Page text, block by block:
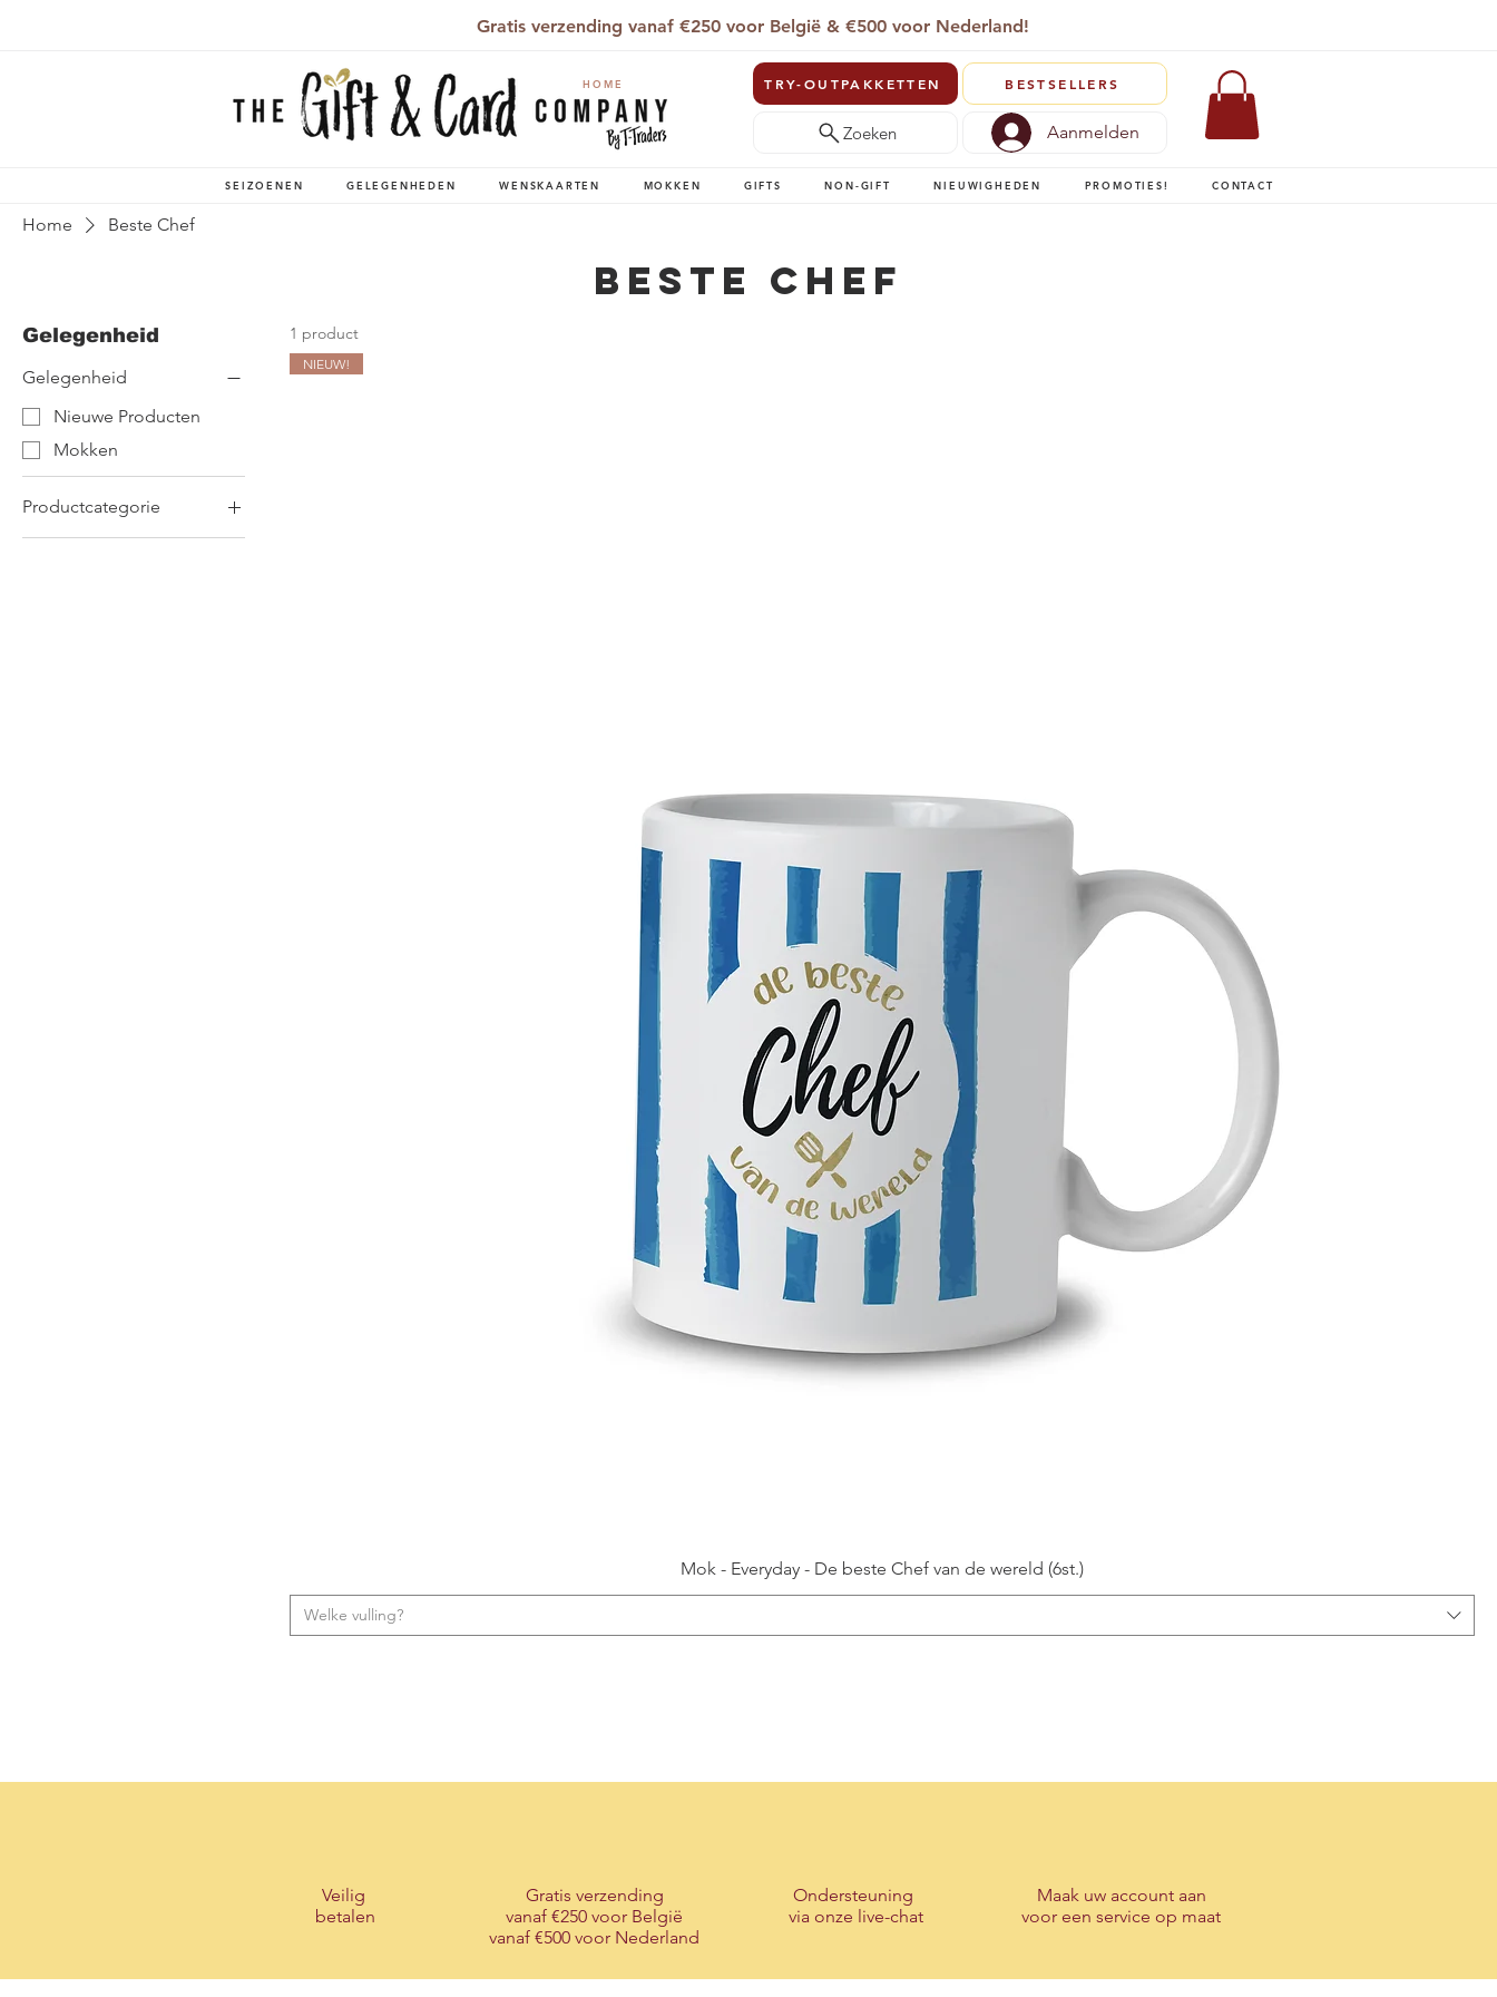
Gratis verzending vanaf €250 voor België & €500 voor Nederland!
HOME TRY-OUTPAKKETTEN BESTSELLERS
Zoeken Aanmelden
SEIZOENEN GELEGENHEDEN WENSKAARTEN MOKKEN GIFTS NON-GIFT NIEUWIGHEDEN PROMOTIES! CONTACT
Home Beste Chef
Beste Chef
Gelegenheid
Gelegenheid
Nieuwe Producten
Mokken
Productcategorie
1 product
NIEUW!
Mok - Everyday - De beste Chef van de wereld (6st.)
Welke vulling?
Veilig
betalen
Gratis verzending
vanaf €250 voor België
vanaf €500 voor Nederland
Ondersteuning
via onze live-chat
Maak uw accountaan
voor een service op maat